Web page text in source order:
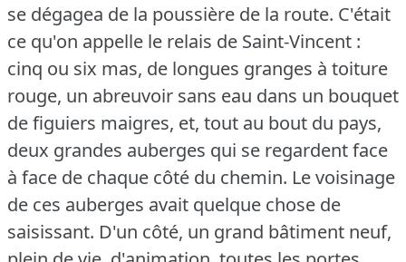
se dégagea de la poussière de la route. C'était
ce qu'on appelle le relais de Saint-Vincent :
cinq ou six mas, de longues granges à toiture
rouge, un abreuvoir sans eau dans un bouquet
de figuiers maigres, et, tout au bout du pays,
deux grandes auberges qui se regardent face
à face de chaque côté du chemin. Le voisinage
de ces auberges avait quelque chose de
saisissant. D'un côté, un grand bâtiment neuf,